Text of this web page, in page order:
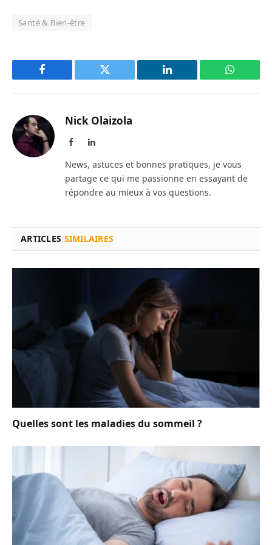
Santé & Bien-être
Facebook Twitter LinkedIn
Nick Olaizola
FacebookLinkedIn
News, astuces et bonnes pratiques, je vous
partage ce qui me passionne en essayant de
répondre au mieux à vos questions.
ARTICLES SIMILAIRES
Quelles sont les maladies du sommeil ?